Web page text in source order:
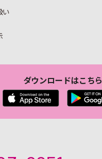
い
ダウンロードはこちら